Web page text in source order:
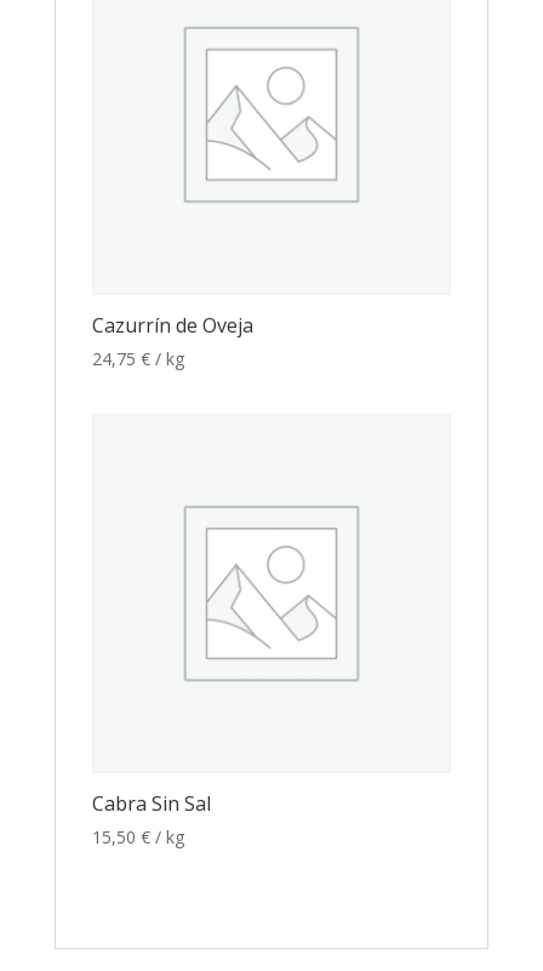
Cazurrín de Oveja
24,75 € / kg
Cabra Sin Sal
15,50 € / kg